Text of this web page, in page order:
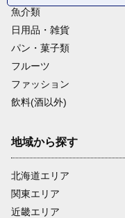
魚介類
日用品・雑貨
パン・菓子類
フルーツ
ファッション
飲料(酒以外)
地域から探す
北海道エリア
関東エリア
近畿エリア